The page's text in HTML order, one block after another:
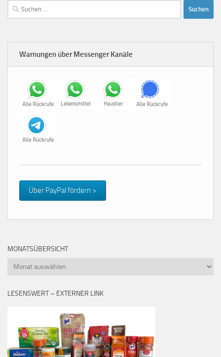
Suchen
nach:
Warnungen über Messenger Kanäle
Über PayPal fördern >
MONATSÜBERSICHT
Monatsübersicht
LESENSWERT – EXTERNER LINK